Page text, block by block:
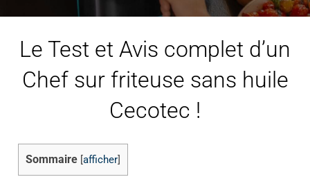
Le Test et Avis complet d’un
Chef sur friteuse sans huile
Cecotec !
Sommaire afficher]